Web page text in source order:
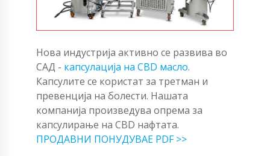
Нова индустрија активно се развива во
САД - капсулација на CBD масло.
Капсулите се користат за третман и
превенција на болести. Нашата
компанија произведува опрема за
капсулирање на CBD нафтата.
ПРОДАВНИ ПОНУДУВАЕ PDF >>